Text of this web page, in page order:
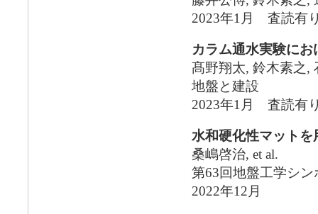
2023年1月 査読有
カラム通水実験に
髙野翔太, 鈴木素之,
地盤と建設
2023年1月 査読有
水和硬化性マット
桑嶋啓治, et al.
第63回地盤工学シ
2022年12月